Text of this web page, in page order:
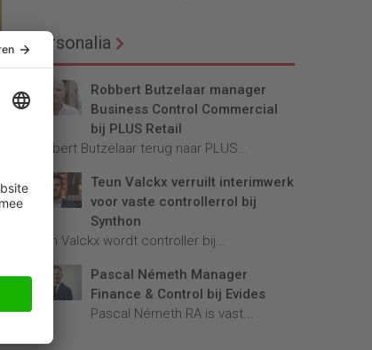
Personalia
Robbert Butzelaar manager
Business Control Commercial
bij PLUS Retail
Robbert Butzelaar terug naar PLUS...
Teun Valckx verruilt interimwerk
voor vaste controllerrol bij
Synthon
Teun Valckx wordt controller bij...
Pascal Németh Manager
Finance & Control bij Evides
Pascal Németh RA is vast...